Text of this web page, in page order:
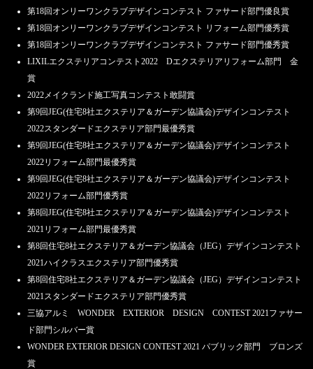
第18回オンリーワンクラブデザインコンテスト ファサード部門優良賞
第18回オンリーワンクラブデザインコンテスト リフォーム部門優秀賞
第18回オンリーワンクラブデザインコンテスト ファサード部門優秀賞
LIXILエクステリアコンテスト2022 Dエクステリアリフォーム部門 金
賞
2022メイクランド施工写真コンテスト敢闘賞
第9回JEG(住宅8社エクステリア＆ガーデン協議会)デザインコンテスト
2022スタンダードエクステリア部門最優秀賞
第9回JEG(住宅8社エクステリア＆ガーデン協議会)デザインコンテスト
2022リフォーム部門最優秀賞
第9回JEG(住宅8社エクステリア＆ガーデン協議会)デザインコンテスト
2022リフォーム部門優秀賞
第8回JEG(住宅8社エクステリア＆ガーデン協議会)デザインコンテスト
2021リフォーム部門最優秀賞
第8回住宅8社エクステリア＆ガーデン協議会（JEG）デザインコンテスト
2021ハイクラスエクステリア部門優秀賞
第8回住宅8社エクステリア＆ガーデン協議会（JEG）デザインコンテスト
2021スタンダードエクステリア部門優秀賞
三協アルミ WONDER EXTERIOR DESIGN CONTEST 2021ファサー
ド部門シルバー賞
WONDER EXTERIOR DESIGN CONTEST 2021 パブリック部門 ブロンズ
賞